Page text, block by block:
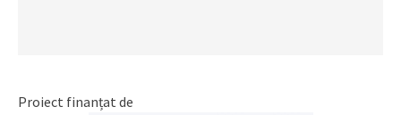
Proiect finanțat de